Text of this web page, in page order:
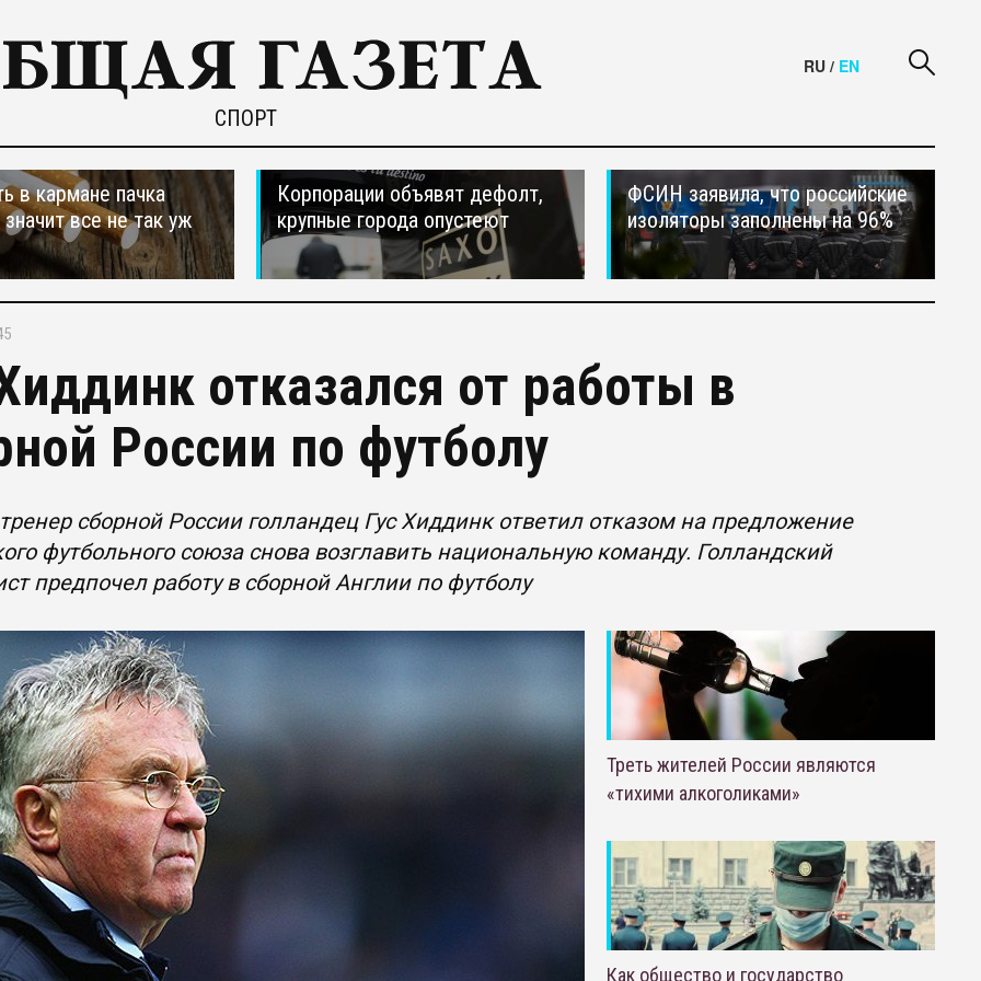
СПОРТ
RU / EN
в кармане пачка
значит все не так уж
Корпорации объявят дефолт,
крупные города опустеют
ФСИН заявила, что российские
изоляторы заполнены на 96%
отказался от работы в
России по футболу
сборной России голландец Гус Хиддинк ответил отказом на предложение
футбольного союза снова возглавить национальную команду. Голландский
предпочел работу в сборной Англии по футболу
Треть жителей России являются
«тихими алкоголиками»
Как общество и государство